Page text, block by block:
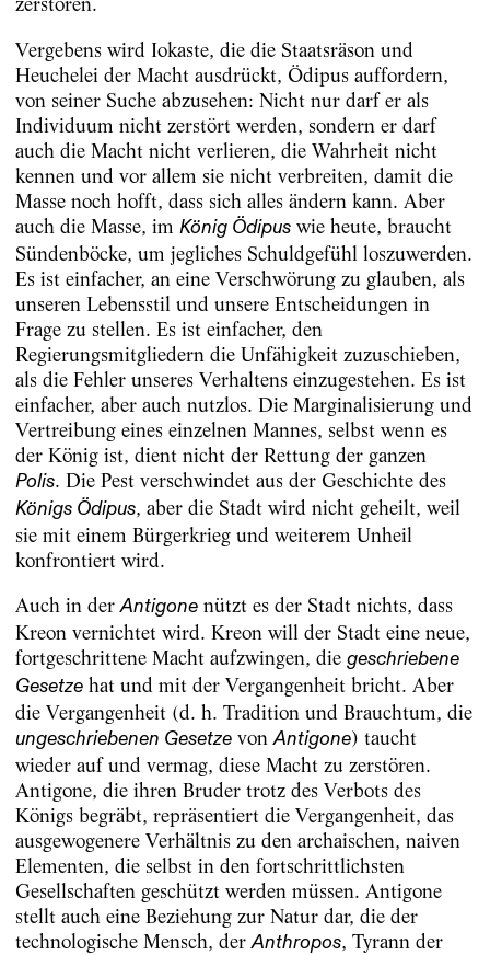
Vergebens wird Iokaste, die die Staatsräson und
Heuchelei der Macht ausdrückt, Ödipus auffordern,
von seiner Suche abzusehen: Nicht nur darf er als
Individuum nicht zerstört werden, sondern er darf
auch die Macht nicht verlieren, die Wahrheit nicht
kennen und vor allem sie nicht verbreiten, damit die
Masse noch hofft, dass sich alles ändern kann. Aber
auch die Masse, im König Ödipuswie heute, braucht
Sündenböcke, um jegliches Schuldgefühl loszuwerden.
Es ist einfacher, an eine Verschwörung zu glauben, als
unseren Lebensstil und unsere Entscheidungen in
Frage zu stellen. Es ist einfacher, den
Regierungsmitgliedern die Unfähigkeit zuzuschieben,
als die Fehler unseres Verhaltens einzugestehen. Es ist
einfacher, aber auch nutzlos. Die Marginalisierung und
Vertreibung eines einzelnen Mannes, selbst wenn es
der König ist, dient nicht der Rettung der ganzen
Polis. Die Pest verschwindet aus der Geschichte des
Königs Ödipus, aber die Stadt wird nicht geheilt, weil
sie mit einem Bürgerkrieg und weiterem Unheil
konfrontiert wird.
Auch in der Antigonenützt es der Stadt nichts, dass
Kreon vernichtet wird. Kreon will der Stadt eine neue,
fortgeschrittene Macht aufzwingen, die geschriebene
Gesetzehat und mit der Vergangenheit bricht. Aber
die Vergangenheit (d. h. Tradition und Brauchtum, die
ungeschriebenen Gesetzevon Antigone) taucht
wieder auf und vermag, diese Macht zu zerstören.
Antigone, die ihren Bruder trotz des Verbots des
Königs begräbt, repräsentiert die Vergangenheit, das
ausgewogenere Verhältnis zu den archaischen, naiven
Elementen, die selbst in den fortschrittlichsten
Gesellschaften geschützt werden müssen. Antigone
stellt auch eine Beziehung zur Natur dar, die der
technologische Mensch, der Anthropos, Tyrann der